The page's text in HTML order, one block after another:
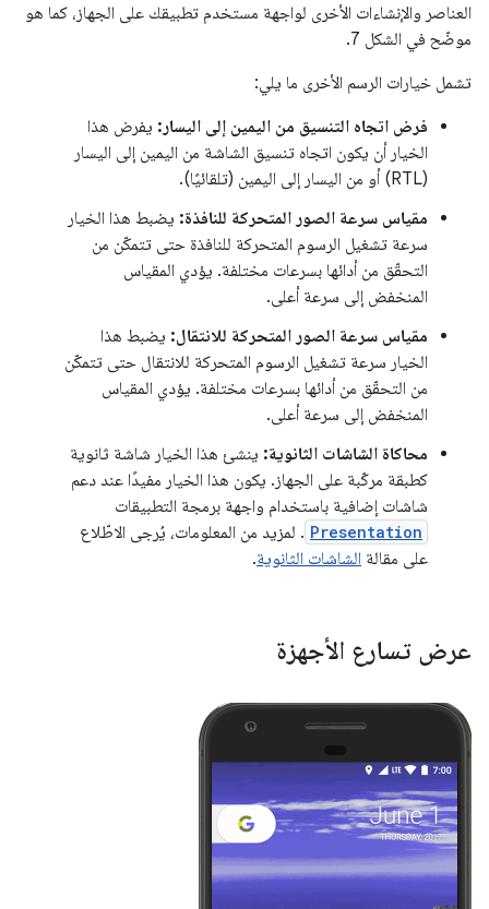
العناصر والإنشاءات الأخرى لواجهة مستخدم تطبيقك على الجهاز، كما هو
موضّح في الشكل 7.
تشمل خيارات الرسم الأخرى ما يلي:
فرض اتجاه التنسيق من اليمين إلى اليسار: يفرض هذا
الخيار أن يكون اتجاه تنسيق الشاشة من اليمين إلى اليسار
(RTL) أو من اليسار إلى اليمين (تلقائيًا).
مقياس سرعة الصور المتحركة للنافذة: يضبط هذا الخيار
سرعة تشغيل الرسوم المتحركة للنافذة حتى تتمكّن من
التحقّق من أدائها بسرعات مختلفة. يؤدي المقياس
المنخفض إلى سرعة أعلى.
مقياس سرعة الصور المتحركة للانتقال: يضبط هذا
الخيار سرعة تشغيل الرسوم المتحركة للانتقال حتى تتمكّن
من التحقّق من أدائها بسرعات مختلفة. يؤدي المقياس
المنخفض إلى سرعة أعلى.
محاكاة الشاشات الثانوية: ينشئ هذا الخيار شاشة ثانوية
كطبقة مركّبة على الجهاز. يكون هذا الخيار مفيدًا عند دعم
شاشات إضافية باستخدام واجهة برمجة التطبيقات
Presentation . لمزيد من المعلومات، يُرجى الاطّلاع
على مقالة الشاشات الثانوية.
عرض تسارع الأجهزة